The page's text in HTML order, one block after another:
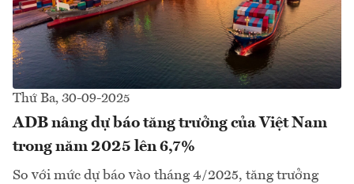
Thứ Ba, 30-09-2025
ADB nâng dự báo tăng trưởng của Việt Nam
trong năm 2025 lên 6,7%
So với mức dự báo vào tháng 4/2025, tăng trưởng